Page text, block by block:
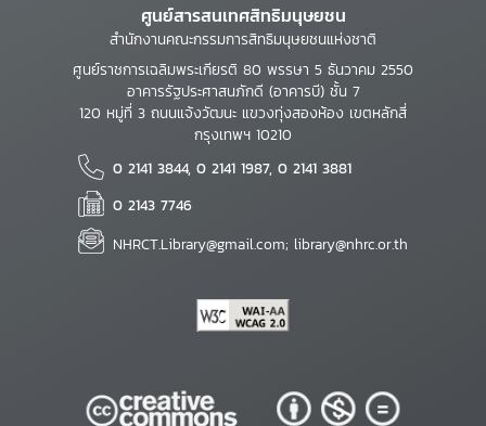
ศูนย์สารสนเทศสิทธิมนุษยชน
สำนักงานคณะกรรมการสิทธิมนุษยชนแห่งชาติ
ศูนย์ราชการเฉลิมพระเกียรติ 80 พรรษา 5 ธันวาคม 2550
อาคารรัฐประศาสนภักดี (อาคารบี) ชั้น 7
120 หมู่ที่ 3 ถนนแจ้งวัฒนะ แขวงทุ่งสองห้อง เขตหลักสี่
กรุงเทพฯ 10210
0 2141 3844, 0 2141 1987, 0 2141 3881
0 2143 7746
NHRCT.Library@gmail.com; library@nhrc.or.th